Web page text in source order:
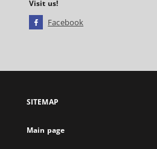
Visit us!
Facebook
open
new
SITEMAP
Main page